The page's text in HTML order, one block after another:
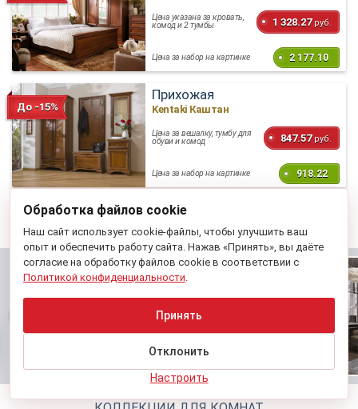
Цена указана за кровать,
комод и 2 тумбы 1 328.27 руб.
Цена за набор на картинке 2 177.10
До -15%
Прихожая
Kentaki Каштан
Цена за вешалку, тумбу для
обуви и комод 847.57 руб.
Цена за набор на картинке 918.22
КОЛЛЕКЦИЯ В ДРУГИХ ЦВЕТАХ
Обработка файлов cookie
Наш сайт использует cookie-файлы, чтобы улучшить ваш
опыт и обеспечить работу сайта. Нажав «Принять», вы даёте
согласие на обработку файлов cookie в соответствии с
Политикой конфиденциальности.
Настроить
Отклонить
Принять